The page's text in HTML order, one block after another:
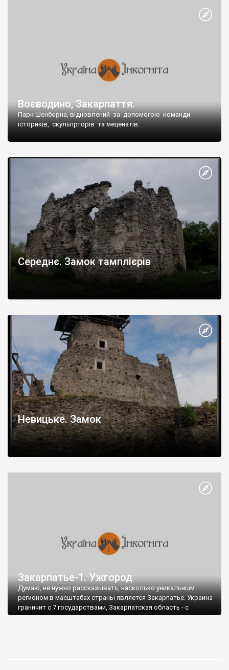
Воєводино, Закарпаття.
Парк Шенборна, відновлений за допомогою команди
істориків, скульпрторів та меценатів.
Середнє. Замок тамплієрів
Невицьке. Замок
Закарпатье-1. Ужгород
Думаю, не нужно рассказывать, насколько уникальным
регионом в масштабах страны является Закарпатье. Украина
граничит с 7 государствами, Закарпатская область - с
четырьмя из них - Польшей, Словакией, Венгрией и Румынией.